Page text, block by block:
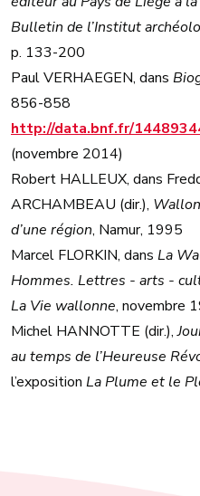
Bulletin de l’Institut
p. 133-200
Paul VERHAEGEN, dans
856-858
http://data.bnf.fr/
(novembre 2014)
Robert HALLEUX, dans
ARCHAMBEAU (dir.),
d’une région, Namur, 1995
Marcel FLORKIN, dans La
Hommes. Lettres - arts -
La Vie wallonne, novembre
Michel HANNOTTE (dir.),
au temps de l’Heureuse
l’exposition La Plume et le